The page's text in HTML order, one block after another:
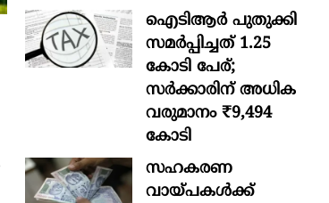
ഐടിആര്‍ പുതുക്കി
സമർപ്പിച്ചത് 1.25
കോടി പേര്;
സർക്കാരിന് അധിക
വരുമാനം ₹9,494
കോടി
സഹകരണ
വായ്പകള്‍ക്ക്